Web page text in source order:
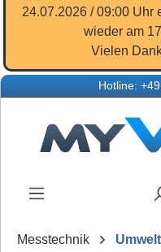
24.07.2026 / 09:00 Uhr
wieder am
Vielen
Hotline:
Messtechnik